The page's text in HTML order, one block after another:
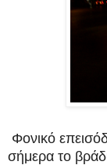
Φονικό
σήμερα το